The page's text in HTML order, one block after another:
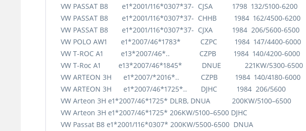
VW PASSAT B8 e1*2001/116*0307*37- CJSA 1798 132/5100-6200
VW PASSAT B8 e1*2001/116*0307*37- CHHB 1984 162/4500-6200
VW PASSAT B8 e1*2001/116*0307*37- CJXA 1984 206/5600-6500
VW POLO AW1 e1*2007/46*1783* CZPC 1984 147/4400-6000
VW T-ROC A1 e13*2007/46*.. CZPB 1984 140/4200-6000
VW T-Roc A1 e13*2007/46*1845* DNUE 221KW/5300-6500
VW ARTEON 3H e1*2007/*2016*.. CZPB 1984 140/4180-6000
VW ARTEON 3H e1*2007/46*1725*.. DJHC 1984 206/5600
VW Arteon 3H e1*2007/46*1725* DLRB, DNUA 200KW/5100–6500
VW Arteon 3H e1*2007/46*1725* 206KW/5100–6500 DJHC
VW Passat B8 e1*2001/116*0307* 200KW/5500-6500 DNUA